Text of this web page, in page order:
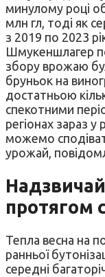
минулому році
млн гл, тоді як
з 2019 по 2023
Шмукеншлагер
збору врожаю
бруньок на
достатньою
спекотними
регіонах зараз
можемо
урожай,
протягом
Тепла весна на
ранньої
середні